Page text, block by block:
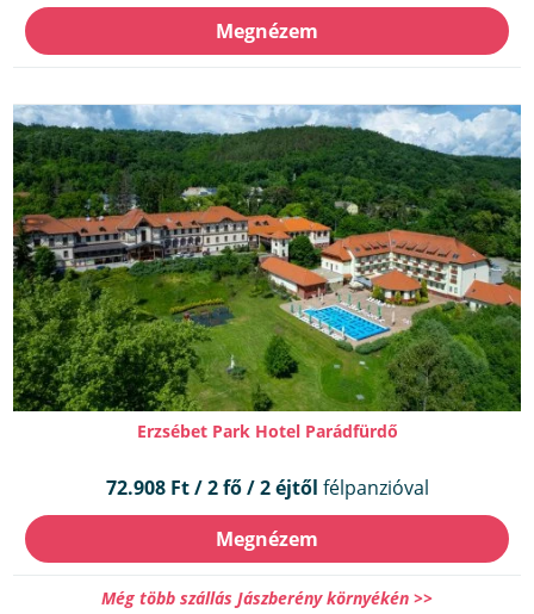
Megnézem
Erzsébet Park Hotel Parádfürdő
72.908 Ft / 2 fő / 2 éjtől félpanzióval
Megnézem
Még több szállás Jászberény környékén >>